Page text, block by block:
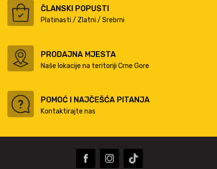
ČLANSKI POPUSTI
Platinasti / Zlatni / Srebrni
PRODAJNA MJESTA
Naše lokacije na teritoriji Crne Gore
POMOĆ I NAJČEŠĆA PITANJA
Kontaktirajte nas